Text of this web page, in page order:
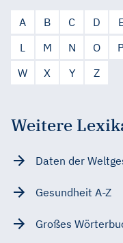
A B C D
L
M N O P
W
X Y Z
Weitere
Daten der
Gesundheit A-Z
Großes